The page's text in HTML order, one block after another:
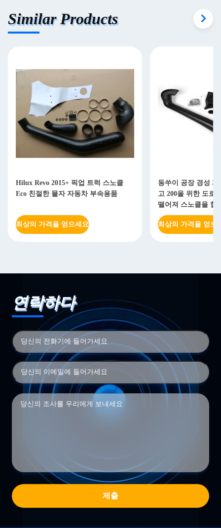
Similar Products
Hilux Revo 2015+ 픽업 트럭 스노클
Eco 친절한 물자 자동차 부속용품
최상의 가격을 얻으세요
동쑤이 공장 경성
고 200을 위한 도로
떨어져 스노클을 합
최상의 가격을 얻으
연락하다
제출